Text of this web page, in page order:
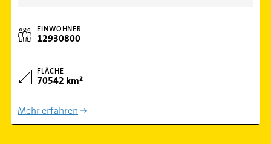
EINWOHNER
12930800
FLÄCHE
70542 km²
Mehr erfahren